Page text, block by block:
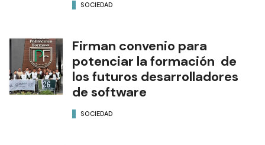
SOCIEDAD
Firman convenio para
potenciar la formación de
los futuros desarrolladores
de software
SOCIEDAD